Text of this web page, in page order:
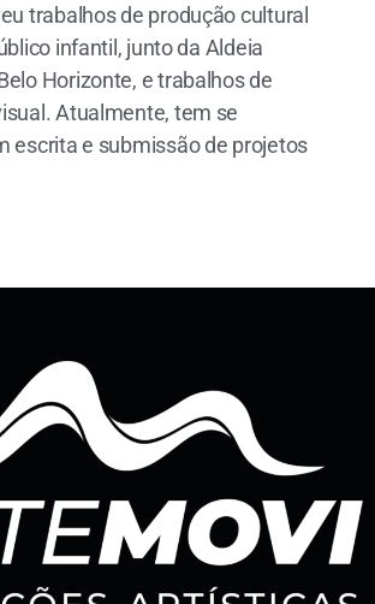
trabalhos de produção cultural
infantil, junto da Aldeia
Horizonte, e trabalhos de
Atualmente, tem se
escrita e submissão de projetos